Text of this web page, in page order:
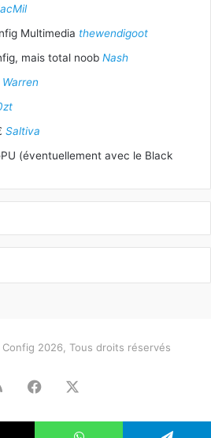
Multimedia thewendigoot
mais total noob Nash
Warren
Saltiva
(éventuellement avec le Black
2026, Tous droits réservés
RSS Facebook